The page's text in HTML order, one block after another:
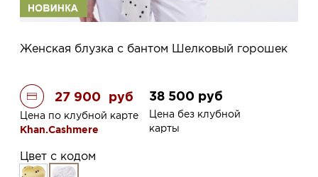
Женская блузка с бантом Шелковый горошек
27 900 руб
Цена по клубной карте
Khan.Cashmere
38 500 руб
Цена без клубной
карты
Цвет с кодом